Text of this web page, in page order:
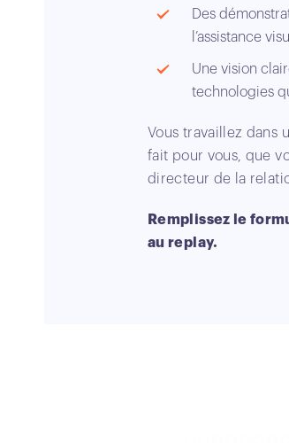
Des
l’assistance
Une vision
technologies
Vous travaillez dans
fait pour vous, que
directeur de la
Remplissez le
au replay.